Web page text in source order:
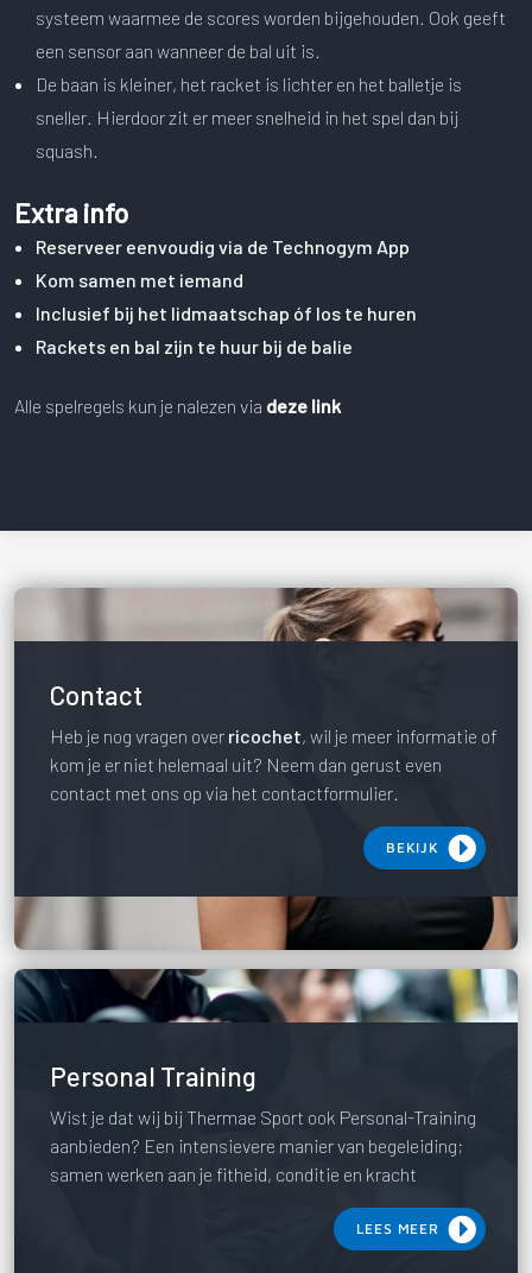
systeem waarmee de scores worden bijgehouden. Ook geeft
een sensor aan wanneer de bal uit is.
De baan is kleiner, het racket is lichter en het balletje is
sneller. Hierdoor zit er meer snelheid in het spel dan bij
squash.
Extra info
Reserveer eenvoudig via de Technogym App
Kom samen met iemand
Inclusief bij het lidmaatschap óf los te huren
Rackets en bal zijn te huur bij de balie
Alle spelregels kun je nalezen via deze link
Contact
Heb je nog vragen over ricochet, wil je meer informatie of
kom je er niet helemaal uit? Neem dan gerust even
contact met ons op via het contactformulier.
BEKIJK
Personal Training
Wist je dat wij bij Thermae Sport ook Personal-Training
aanbieden? Een intensievere manier van begeleiding;
samen werken aan je fitheid, conditie en kracht
LEES MEER